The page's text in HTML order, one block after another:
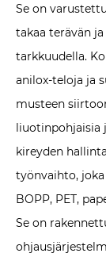
Se on
takaa terävän
tarkkuudella.
anilox-teloja ja
musteen
liuotinpohjaisia
kireyden
työnvaihto,
BOPP, PET,
Se on